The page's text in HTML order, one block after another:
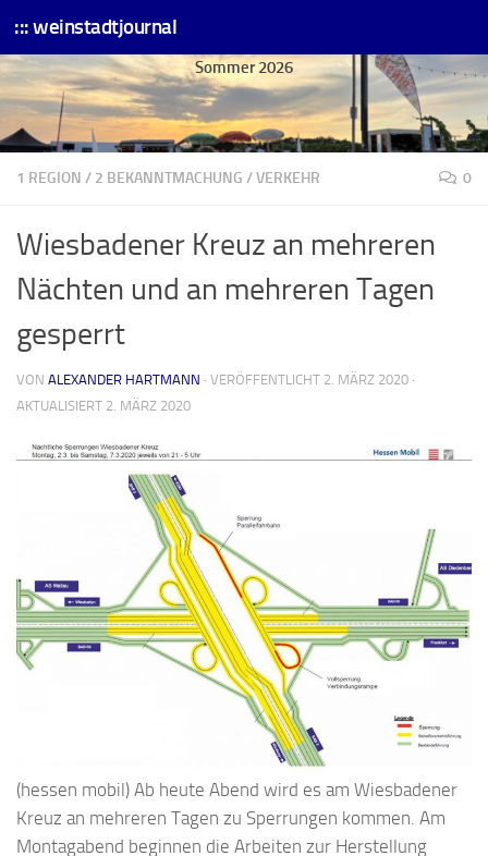
Skip to content
::: weinstadtjournal
Sommer 2026
1 REGION / 2 BEKANNTMACHUNG /VERKEHR 0
Wiesbadener Kreuz an mehreren
Nächten und an mehreren Tagen
gesperrt
VON ALEXANDER HARTMANN · VERÖFFENTLICHT 2. MÄRZ 2020 ·
AKTUALISIERT 2. MÄRZ 2020
(hessen mobil) Ab heute Abend wird es am Wiesbadener
Kreuz an mehreren Tagen zu Sperrungen kommen. Am
Montagabend beginnen die Arbeiten zur Herstellung